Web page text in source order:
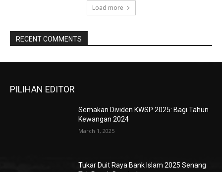
Load more
RECENT COMMENTS
PILIHAN EDITOR
Semakan Dividen KWSP 2025: Bagi Tahun
Kewangan 2024
March 1, 2025
Tukar Duit Raya Bank Islam 2025 Senang